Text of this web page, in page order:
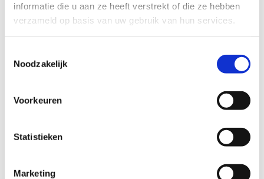
informatie die u aan ze heeft verstrekt of die ze hebben
verzameld op basis van uw gebruik van hun services.
Noodzakelijk
Voorkeuren
Statistieken
Marketing
Jouw vraag